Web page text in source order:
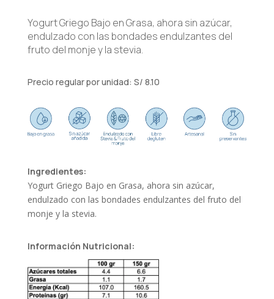
Yogurt Griego Bajo en Grasa, ahora sin azúcar,
endulzado con las bondades endulzantes del
fruto del monje y la stevia.
Precio regular por unidad: S/ 8.10
Ingredientes:
Yogurt Griego Bajo en Grasa, ahora sin azúcar,
endulzado con las bondades endulzantes del fruto del
monje y la stevia.
Información Nutricional: